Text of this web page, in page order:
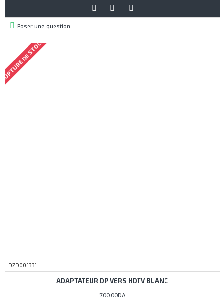
Poser une question
DE STOCK
DZD005331
ADAPTATEUR DP VERS HDTV BLANC
700,00DA